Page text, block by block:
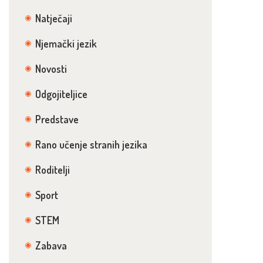
Natječaji
Njemački jezik
Novosti
Odgojiteljice
Predstave
Rano učenje stranih jezika
Roditelji
Sport
STEM
Zabava